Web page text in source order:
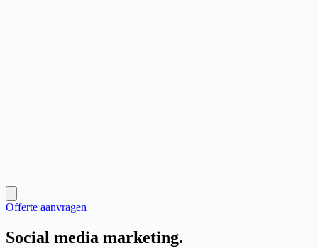
Offerte aanvragen
Social media marketing.